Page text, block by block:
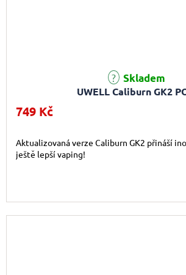
UWELL Caliburn GK2
Průměrné hodnocení produktu je 5,0 z 5
Skladem
749 Kč
Aktualizovaná verze Caliburn GK2 přináší
ještě lepší vaping!